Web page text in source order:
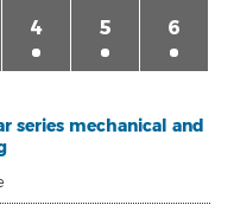
4 5 6
series mechanical and